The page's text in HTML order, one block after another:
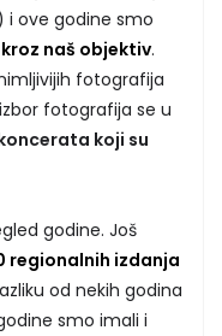
i ove godine smo
naš objektiv.
fotografija
fotografija se u
koji su
godine. Još
regionalnih izdanja
od nekih godina
smo imali i